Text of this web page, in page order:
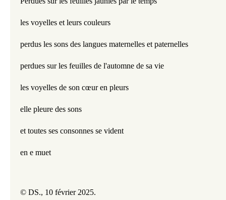
les voyelles et leurs couleurs
perdus les sons des langues maternelles et paternelles
perdues sur les feuilles de l'automne de sa vie
les voyelles de son cœur en pleurs
elle pleure des sons
et toutes ses consonnes se vident
en e muet
© DS., 10 février 2025.